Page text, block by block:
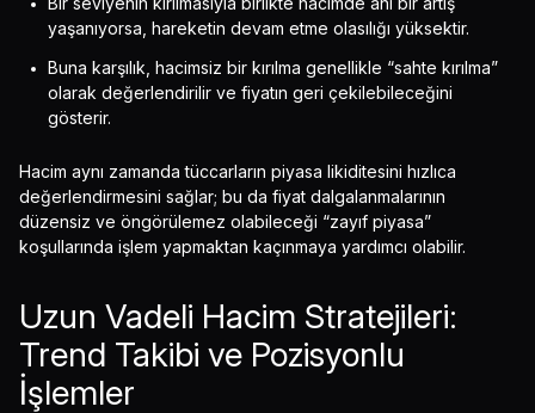
yaşanıyorsa, hareketin devam etme olasılığı yüksektir.
Buna karşılık, hacimsiz bir kırılma genellikle “sahte kırılma”
olarak değerlendirilir ve fiyatın geri çekilebileceğini
gösterir.
Hacim aynı zamanda tüccarların piyasa likiditesini hızlıca
değerlendirmesini sağlar; bu da fiyat dalgalanmalarının
düzensiz ve öngörülemez olabileceği “zayıf piyasa”
koşullarında işlem yapmaktan kaçınmaya yardımcı olabilir.
Uzun Vadeli Hacim Stratejileri:
Trend Takibi ve Pozisyonlu
İşlemler